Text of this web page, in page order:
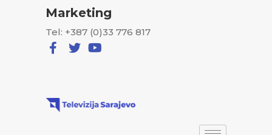
Marketing
Tel: +387 (0)33 776 817